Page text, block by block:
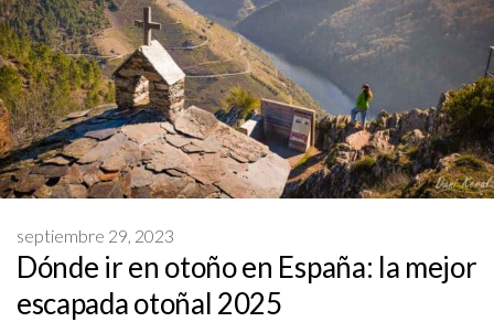
Dónde ir en otoño en España: la mejor
escapada otoñal 2025
septiembre 29, 2023